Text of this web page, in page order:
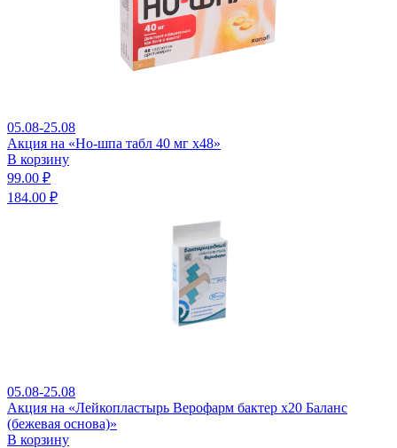
05.08-25.08
Акция на «Но-шпа табл 40 мг x48»
В корзину
99.00 ₽
184.00 ₽
05.08-25.08
Акция на «Лейкопластырь Верофарм бактер x20 Баланс
(бежевая основа)»
В корзину